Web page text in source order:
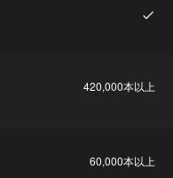
420,000本以上
60,000本以上